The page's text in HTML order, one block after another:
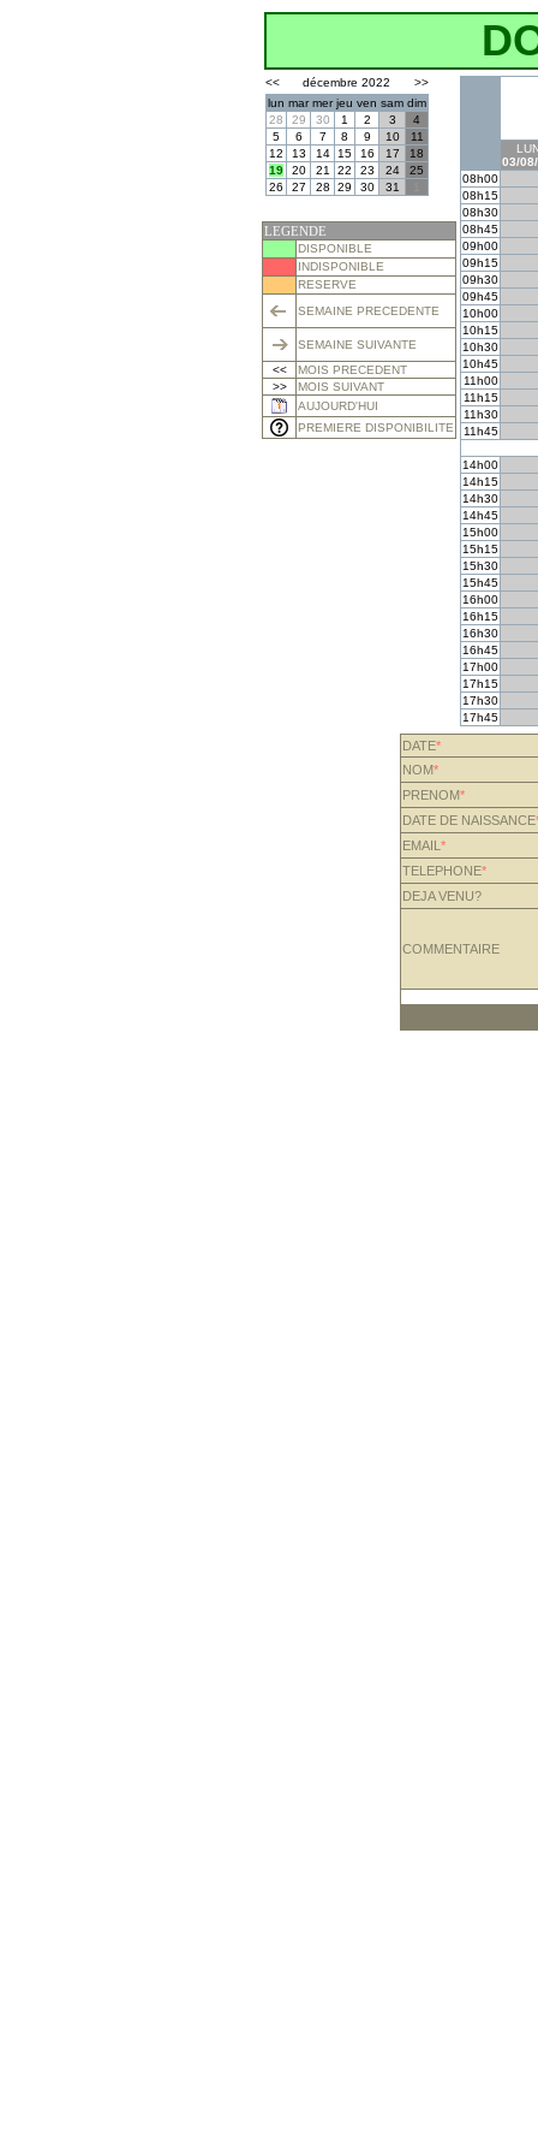
<< décembre 2022
>>
lun mar mer jeu ven sam dim
28
29 30 1 2 3
4
5
6 7 8 9 10
11
12
13 14 15 16 17
18
19
20 21 22 23 24
25
26
27 28 29 30 31
LEGENDE
DISPONIBLE
INDISPONIBLE
RESERVE
SEMAINE PRECEDENTE
SEMAINE SUIVANTE
<<
MOIS PRECEDENT
>>
MOIS SUIVANT
AUJOURD'HUI
PREMIERE DISPONIBILITE
03/
08h00
08h15
08h30
08h45
09h00
09h15
09h30
09h45
10h00
10h15
10h30
10h45
11h00
11h15
11h30
11h45
14h00
14h15
14h30
14h45
15h00
15h15
15h30
15h45
16h00
16h15
16h30
16h45
17h00
17h15
17h30
17h45
DATE*
NOM*
PRENOM*
DATE DE NAISSANCE
EMAIL *
TELEPHONE*
DEJA VENU?
COMMENTAIRE